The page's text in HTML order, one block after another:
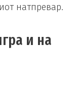
натпревар.
и на